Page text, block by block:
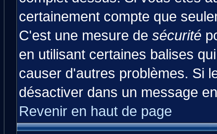
certainement compte que
C'est une mesure de sécurité
en utilisant certaines balises
causer d'autres problèmes. Si
désactiver dans un message
Revenir en haut de page